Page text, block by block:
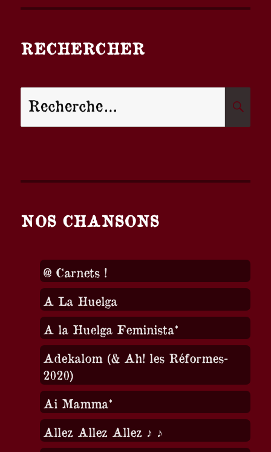
RECHERCHER
Recherche
pour :
NOS CHANSONS
@ Carnets !
A La Huelga
A la Huelga Feminista*
Adekalom (& Ah! les Réformes-
2020)
Ai Mamma*
Allez Allez Allez ♪ ♪